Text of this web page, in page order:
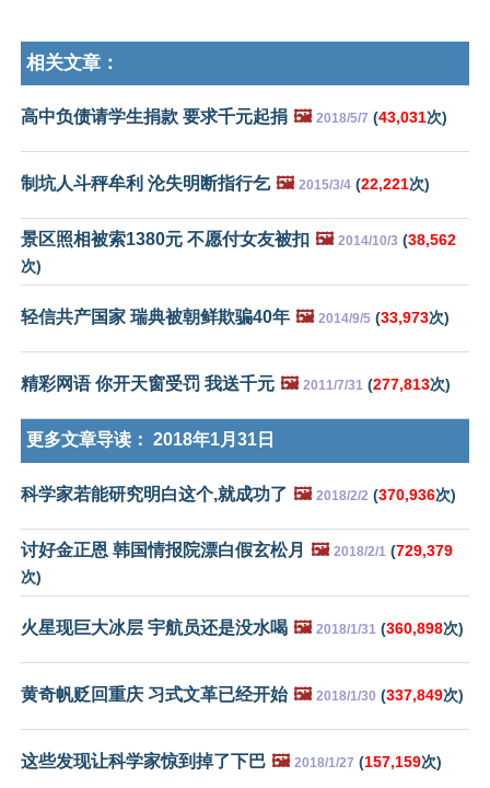
相关文章：
高中负债请学生捐款 要求千元起捐 🖼️ 2018/5/7 (43,031次)
制坑人斗秤牟利 沦失明断指行乞 🖼️ 2015/3/4 (22,221次)
景区照相被索1380元 不愿付女友被扣 🖼️ 2014/10/3 (38,562
次)
轻信共产国家 瑞典被朝鲜欺骗40年 🖼️ 2014/9/5 (33,973次)
精彩网语 你开天窗受罚 我送千元 🖼️ 2011/7/31 (277,813次)
更多文章导读： 2018年1月31日
科学家若能研究明白这个,就成功了 🖼️ 2018/2/2 (370,936次)
讨好金正恩 韩国情报院漂白假玄松月 🖼️ 2018/2/1 (729,379
次)
火星现巨大冰层 宇航员还是没水喝 🖼️ 2018/1/31 (360,898次)
黄奇帆贬回重庆 习式文革已经开始 🖼️ 2018/1/30 (337,849次)
这些发现让科学家惊到掉了下巴 🖼️ 2018/1/27 (157,159次)